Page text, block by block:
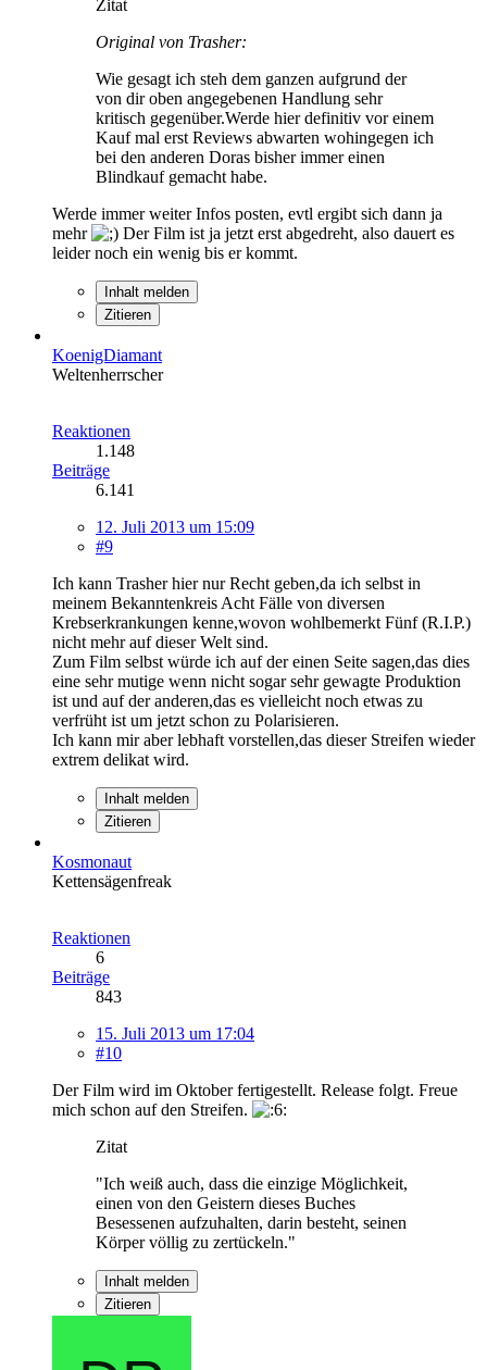
Zitat
Original von Trasher:
Wie gesagt ich steh dem ganzen aufgrund der
von dir oben angegebenen Handlung sehr
kritisch gegenüber.Werde hier definitiv vor einem
Kauf mal erst Reviews abwarten wohingegen ich
bei den anderen Doras bisher immer einen
Blindkauf gemacht habe.
Werde immer weiter Infos posten, evtl ergibt sich dann ja
mehr
Der Film ist ja jetzt erst abgedreht, also dauert es
leider noch ein wenig bis er kommt.
Inhalt melden
Zitieren
KoenigDiamant
Weltenherrscher
Reaktionen
1.148
Beiträge
6.141
12. Juli 2013 um 15:09
#9
Ich kann Trasher hier nur Recht geben,da ich selbst in
meinem Bekanntenkreis Acht Fälle von diversen
Krebserkrankungen kenne,wovon wohlbemerkt Fünf (R.I.P.)
nicht mehr auf dieser Welt sind.
Zum Film selbst würde ich auf der einen Seite sagen,das dies
eine sehr mutige wenn nicht sogar sehr gewagte Produktion
ist und auf der anderen,das es vielleicht noch etwas zu
verfrüht ist um jetzt schon zu Polarisieren.
Ich kann mir aber lebhaft vorstellen,das dieser Streifen wieder
extrem delikat wird.
Inhalt melden
Zitieren
Kosmonaut
Kettensägenfreak
Reaktionen
6
Beiträge
843
15. Juli 2013 um 17:04
#10
Der Film wird im Oktober fertigestellt. Release folgt. Freue
mich schon auf den Streifen.
Zitat
"Ich weiß auch, dass die einzige Möglichkeit,
einen von den Geistern dieses Buches
Besessenen aufzuhalten, darin besteht, seinen
Körper völlig zu zertückeln."
Inhalt melden
Zitieren